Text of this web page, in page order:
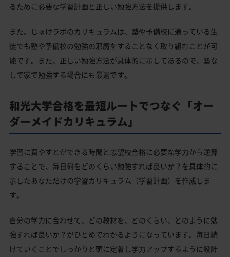
るために必要な学習計画と正しい勉強方法を提供します。
また、じゅけラボのカリキュラムは、塾や予備校に通っている生
徒でも塾や予備校の勉強の邪魔をすることなく取り組むことが可
能です。また、正しい勉強方法が具体的に示してあるので、塾な
しで家で勉強する場合にも最適です。
和光大学合格を最短ルートでつなぐ「オー
ダーメイドカリキュラム」
学習に費やすとができる時間と志望校合格に必要な学力から逆算
することで、毎日何をどのくらい勉強すれば良いか？を具体的に
示したあなただけの学習カリキュラム（学習計画）を作成しま
す。
自分の学力に合わせて、どの教材を、どのくらい、どのように勉
強すれば良いか？がひとめでわかるようになっています。毎日続
けていくことでしっかりと頭に定着し学力アップするように設計